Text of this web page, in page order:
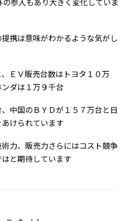
携は意味がわかるような気がし
ＥＶ販売台数はトヨタ１０万
ダは１万９千台
中国のＢＹＤが１５７万台と日
けられています
力、販売力さらにはコスト競争
と期待しています